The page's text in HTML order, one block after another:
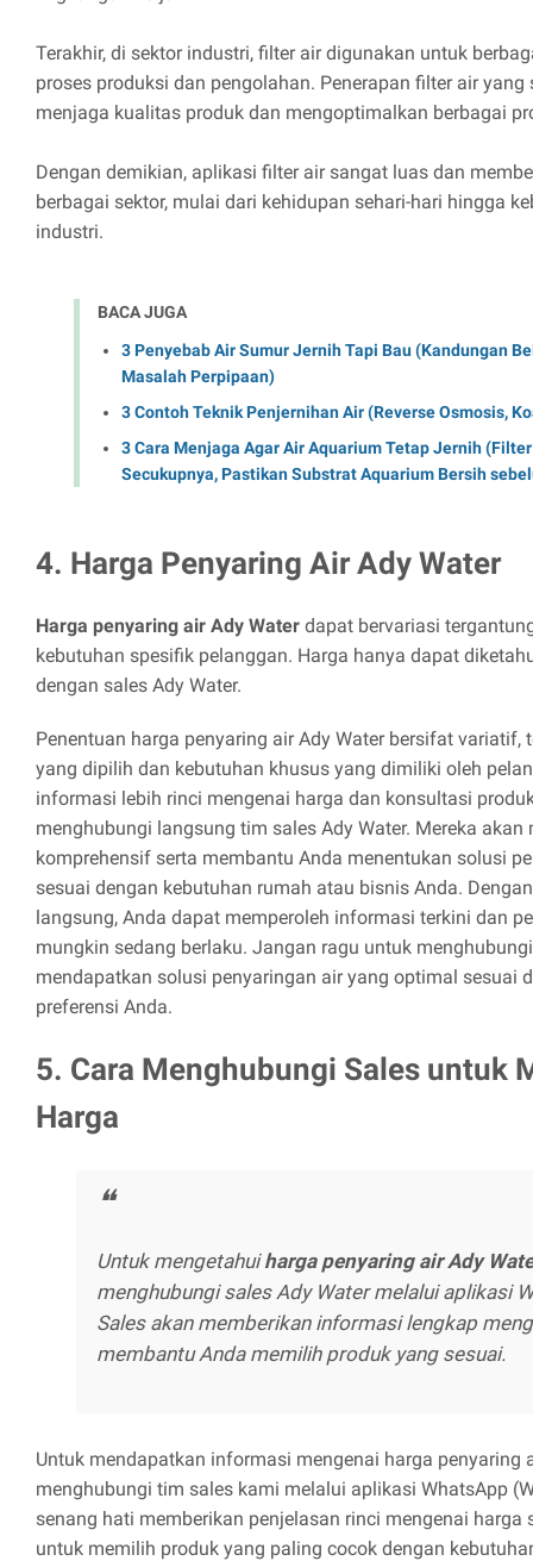
Terakhir, di sektor industri, filter air digunakan untuk
proses produksi dan pengolahan. Penerapan filter air
menjaga kualitas produk dan mengoptimalkan berbagai
Dengan demikian, aplikasi filter air sangat luas dan
berbagai sektor, mulai dari kehidupan sehari-hari hingga
industri.
BACA JUGA
3 Penyebab Air Sumur Jernih Tapi Bau (Kandungan
Masalah Perpipaan)
3 Contoh Teknik Penjernihan Air (Reverse Osmosis,
3 Cara Menjaga Agar Air Aquarium Tetap Jernih
Secukupnya, Pastikan Substrat Aquarium Bersih
4. Harga Penyaring Air Ady Water
Harga penyaring air Ady Water dapat bervariasi
kebutuhan spesifik pelanggan. Harga hanya dapat
dengan sales Ady Water.
Penentuan harga penyaring air Ady Water bersifat variatif,
yang dipilih dan kebutuhan khusus yang dimiliki oleh
informasi lebih rinci mengenai harga dan konsultasi
menghubungi langsung tim sales Ady Water. Mereka
komprehensif serta membantu Anda menentukan solusi
sesuai dengan kebutuhan rumah atau bisnis Anda.
langsung, Anda dapat memperoleh informasi terkini dan
mungkin sedang berlaku. Jangan ragu untuk
mendapatkan solusi penyaringan air yang optimal sesuai
preferensi Anda.
5. Cara Menghubungi Sales untuk
Harga
Untuk mengetahuiharga penyaring air Ady
menghubungi sales Ady Water melalui aplikasi
Sales akan memberikan informasi lengkap
membantu Anda memilih produk yang sesuai.
Untuk mendapatkan informasi mengenai harga penyaring
menghubungi tim sales kami melalui aplikasi WhatsApp
senang hati memberikan penjelasan rinci mengenai harga
untuk memilih produk yang paling cocok dengan